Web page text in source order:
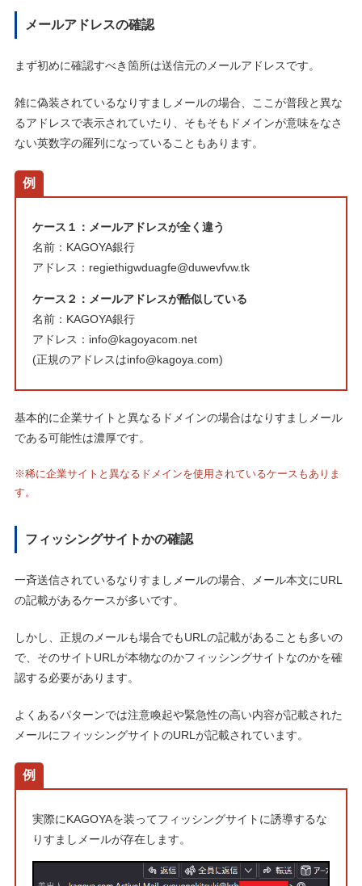
メールアドレスの確認
まず初めに確認すべき箇所は送信元のメールアドレスです。
雑に偽装されているなりすましメールの場合、ここが普段と異な
るアドレスで表示されていたり、そもそもドメインが意味をなさ
ない英数字の羅列になっていることもあります。
例
ケース１：メールアドレスが全く違う
名前：KAGOYA銀行
アドレス：regiethigwduagfe@duwevfvw.tk
ケース２：メールアドレスが酷似している
名前：KAGOYA銀行
アドレス：info@kagoyacom.net
(正規のアドレスはinfo@kagoya.com)
基本的に企業サイトと異なるドメインの場合はなりすましメール
である可能性は濃厚です。
※稀に企業サイトと異なるドメインを使用されているケースもありま
す。
フィッシングサイトかの確認
一斉送信されているなりすましメールの場合、メール本文にURL
の記載があるケースが多いです。
しかし、正規のメールも場合でもURLの記載があることも多いの
で、そのサイトURLが本物なのかフィッシングサイトなのかを確
認する必要があります。
よくあるパターンでは注意喚起や緊急性の高い内容が記載された
メールにフィッシングサイトのURLが記載されています。
例
実際にKAGOYAを装ってフィッシングサイトに誘導するな
りすましメールが存在します。